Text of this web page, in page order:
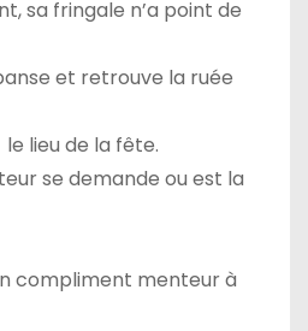
sa fringale n’a point de
et retrouve la ruée
lieu de la fête.
se demande ou est la
compliment menteur à